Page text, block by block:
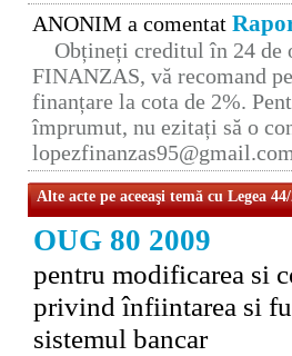
ANONIM a comentat
Obțineți creditul în 24 de
FINANZAS, vă recomand
finanțare la cota de 2%.
împrumut, nu ezitați să o
Alte acte pe aceeaşi temă cu Legea
OUG 80 2009
pentru modificarea si
privind înfiintarea si
sistemul bancar